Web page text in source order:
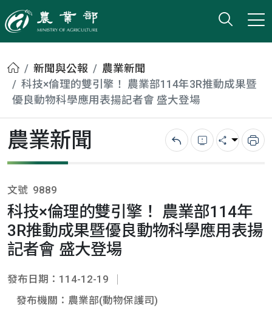
農業部
打開
小版
首頁新聞與公報
農業新聞
科技×倫理的雙引擎！ 農業部114年3R推動成果暨
優良動物科學應用表揚記者會 盛大登場
農業新聞 回上一頁錯誤回報
分享 列
文號 9889
科技×倫理的雙引擎！ 農業部114年
3R推動成果暨優良動物科學應用表揚
記者會 盛大登場
發布日期：114-12-19
發布機關：農業部(動物保護司)